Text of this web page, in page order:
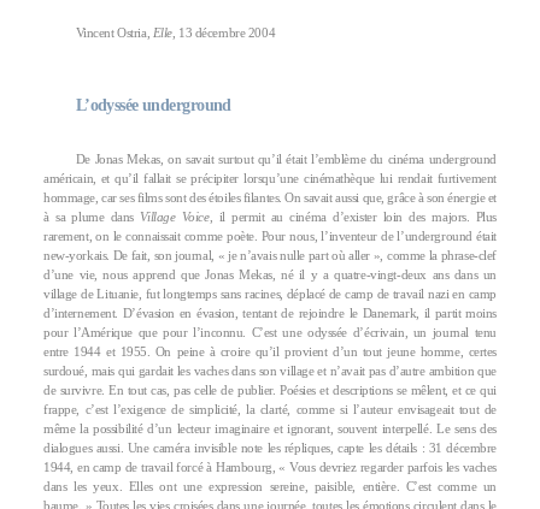
Vincent Ostria, Elle, 13 décembre 2004
L’odyssée underground
De Jonas Mekas, on savait surtout qu’il était l’emblème du cinéma underground
américain, et qu’il fallait se précipiter lorsqu’une cinémathèque lui rendait furtivement
hommage, car ses films sont des étoiles filantes. On savait aussi que, grâce à son énergie et
à sa plume dans Village Voice, il permit au cinéma d’exister loin des majors. Plus
rarement, on le connaissait comme poète. Pour nous, l’inventeur de l’underground était
new-yorkais. De fait, son journal, « je n’avais nulle part où aller », comme la phrase-clef
d’une vie, nous apprend que Jonas Mekas, né il y a quatre-vingt-deux ans dans un
village de Lituanie, fut longtemps sans racines, déplacé de camp de travail nazi en camp
d’internement. D’évasion en évasion, tentant de rejoindre le Danemark, il partit moins
pour l’Amérique que pour l’inconnu. C’est une odyssée d’écrivain, un journal tenu
entre 1944 et 1955. On peine à croire qu’il provient d’un tout jeune homme, certes
surdoué, mais qui gardait les vaches dans son village et n’avait pas d’autre ambition que
de survivre. En tout cas, pas celle de publier. Poésies et descriptions se mêlent, et ce qui
frappe, c’est l’exigence de simplicité, la clarté, comme si l’auteur envisageait tout de
même la possibilité d’un lecteur imaginaire et ignorant, souvent interpellé. Le sens des
dialogues aussi. Une caméra invisible note les répliques, capte les détails : 31 décembre
1944, en camp de travail forcé à Hambourg, « Vous devriez regarder parfois les vaches
dans les yeux. Elles ont une expression sereine, paisible, entière. C’est comme un
baume. » Toutes les vies croisées dans une journée, toutes les émotions circulent dans le